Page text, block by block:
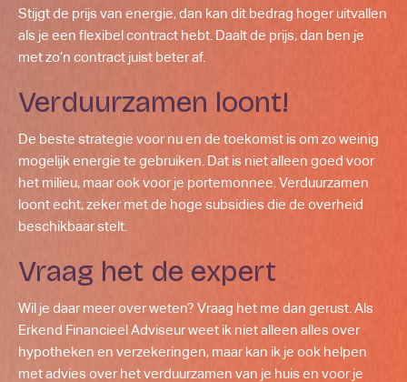
Stijgt de prijs van energie, dan kan dit bedrag hoger uitvallen
als je een flexibel contract hebt. Daalt de prijs, dan ben je
met zo’n contract juist beter af.
Verduurzamen loont!
De beste strategie voor nu en de toekomst is om zo weinig
mogelijk energie te gebruiken. Dat is niet alleen goed voor
het milieu, maar ook voor je portemonnee. Verduurzamen
loont echt, zeker met de hoge subsidies die de overheid
beschikbaar stelt.
Vraag het de expert
Wil je daar meer over weten? Vraag het me dan gerust. Als
Erkend Financieel Adviseur weet ik niet alleen alles over
hypotheken en verzekeringen, maar kan ik je ook helpen
met advies over het verduurzamen van je huis en voor je